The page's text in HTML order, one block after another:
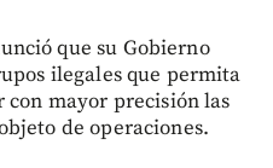
que su Gobierno
ilegales que permita
mayor precisión las
de operaciones.